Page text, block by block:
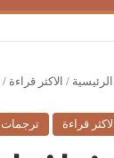
الرئيسية / الاكثر قراءة /
الاكثر قراءة ترجمات